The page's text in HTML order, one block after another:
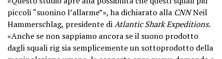
piccoli “suonino l’allarme”», ha dichiarato alla CNNNeil
Hammerschlag, presidente diAtlantic Shark Expeditions.
«Anche se non sappiamo ancora se il suono prodotto
dagli squali rig sia semplicemente un sottoprodotto della